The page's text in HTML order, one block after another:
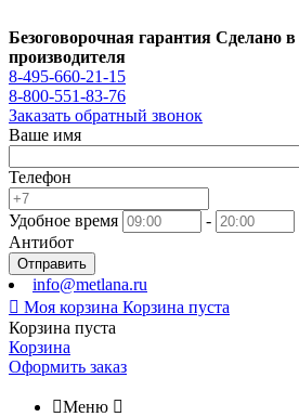
Безоговорочная гарантия Сделано в
производителя
8-495-660-21-15
8-800-551-83-76
Заказать обратный звонок
Ваше имя
Телефон
Удобное время
-
Антибот
Отправить
info@metlana.ru
 Моя корзина Корзина пуста
Корзина пуста
Корзина
Оформить заказ
Меню 